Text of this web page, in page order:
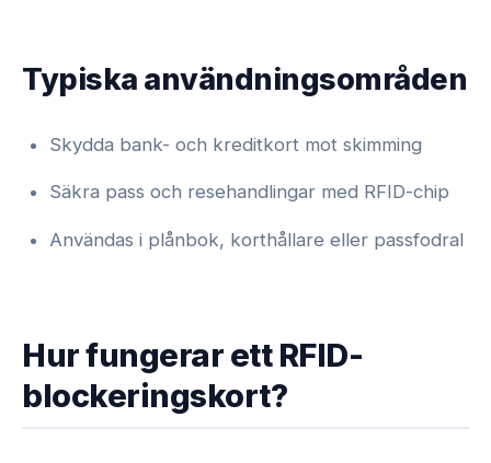
Typiska användningsområden
Skydda bank- och kreditkort mot skimming
Säkra pass och resehandlingar med RFID-chip
Användas i plånbok, korthållare eller passfodral
Hur fungerar ett RFID-
blockeringskort?